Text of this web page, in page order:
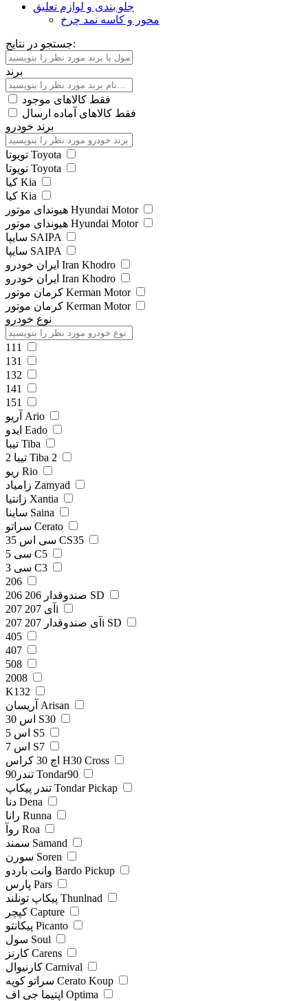
جلو بندی و لوازم تعلیق
محور و کاسه نمد چرخ
جستجو در نتایج:
برند
فقط کالاهای موجود
فقط کالاهای آماده ارسال
برند خودرو
تویوتا Toyota
تویوتا Toyota
کیا Kia
کیا Kia
هیوندای موتور Hyundai Motor
هیوندای موتور Hyundai Motor
سایپا SAIPA
سایپا SAIPA
ایران خودرو Iran Khodro
ایران خودرو Iran Khodro
کرمان موتور Kerman Motor
کرمان موتور Kerman Motor
نوع خودرو
111
131
132
141
151
آریو Ario
ایدو Eado
تیبا Tiba
تیبا 2 Tiba 2
ریو Rio
زامیاد Zamyad
زانتیا Xantia
ساینا Saina
سراتو Cerato
سی اس 35 CS35
سی 5 C5
سی 3 C3
206
206 صندوقدار 206 SD
207 آی 207i
207 آی صندوقدار 207i SD
405
407
508
2008
K132
آریسان Arisan
اس 30 S30
اس 5 S5
اس 7 S7
اچ 30 کراس H30 Cross
تندر90 Tondar90
تندر پیکاپ Tondar Pickap
دنا Dena
رانا Runna
روآ Roa
سمند Samand
سورن Soren
وانت باردو Bardo Pickup
پارس Pars
پیکاپ تونلند Thunlnad
کپچر Capture
پیکانتو Picanto
سول Soul
کارنز Carens
کارنیوال Carnival
سراتو کوپه Cerato Koup
اپتیما جی اف Optima